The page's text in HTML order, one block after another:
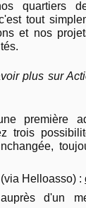
quartiers
tout
et nos
plus sur
première
trois
Helloasso) :
d'un